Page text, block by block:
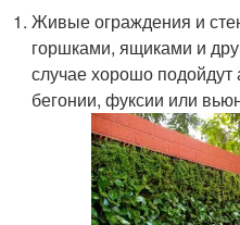
Живые ограждения и
горшками, ящиками и
случае хорошо подойдут
бегонии, фуксии или